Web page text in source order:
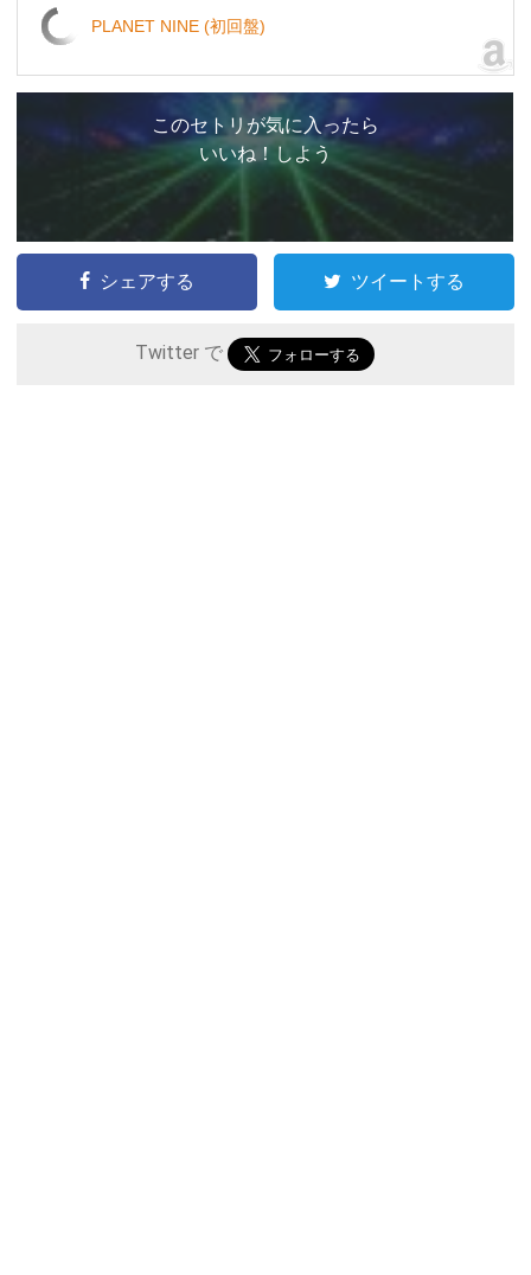
PLANET NINE (初回盤)
このセトリが気に入ったら
いいね！しよう
シェアする ツイートする
Twitter で